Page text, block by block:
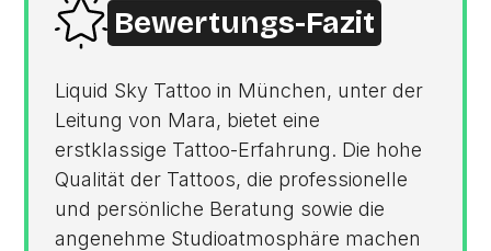
Bewertungs-Fazit
Liquid Sky Tattoo in München, unter der
Leitung von Mara, bietet eine
erstklassige Tattoo-Erfahrung. Die hohe
Qualität der Tattoos, die professionelle
und persönliche Beratung sowie die
angenehme Studioatmosphäre machen